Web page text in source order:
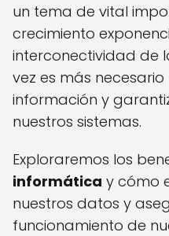
un tema de vital
crecimiento
interconectividad de
vez es más
información y
nuestros sistemas.
Exploraremos los
informática y cómo
nuestros datos y
funcionamiento de